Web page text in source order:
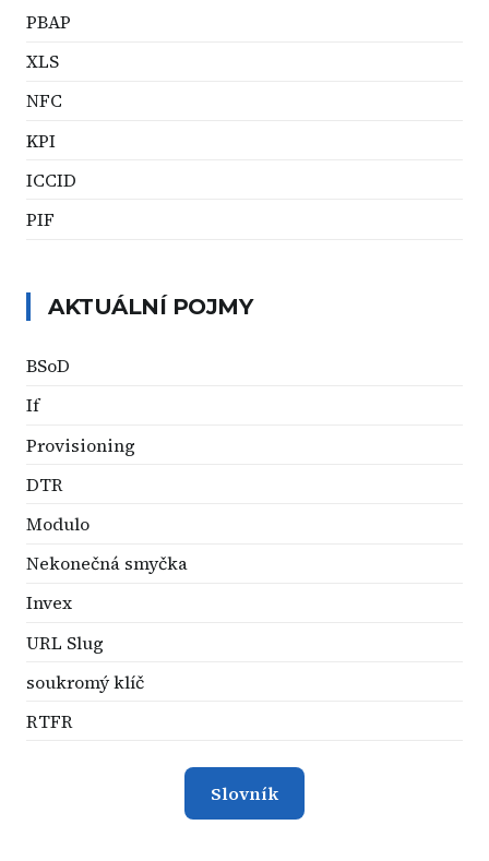
PBAP
XLS
NFC
KPI
ICCID
PIF
AKTUÁLNÍ POJMY
BSoD
If
Provisioning
DTR
Modulo
Nekonečná smyčka
Invex
URL Slug
soukromý klíč
RTFR
Slovník